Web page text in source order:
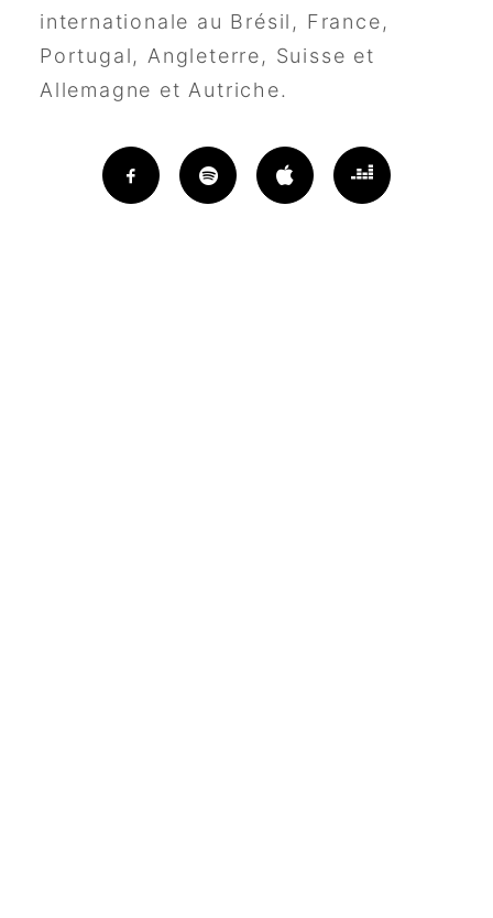
internationale au Brésil, France,
Portugal, Angleterre, Suisse et
Allemagne et Autriche.